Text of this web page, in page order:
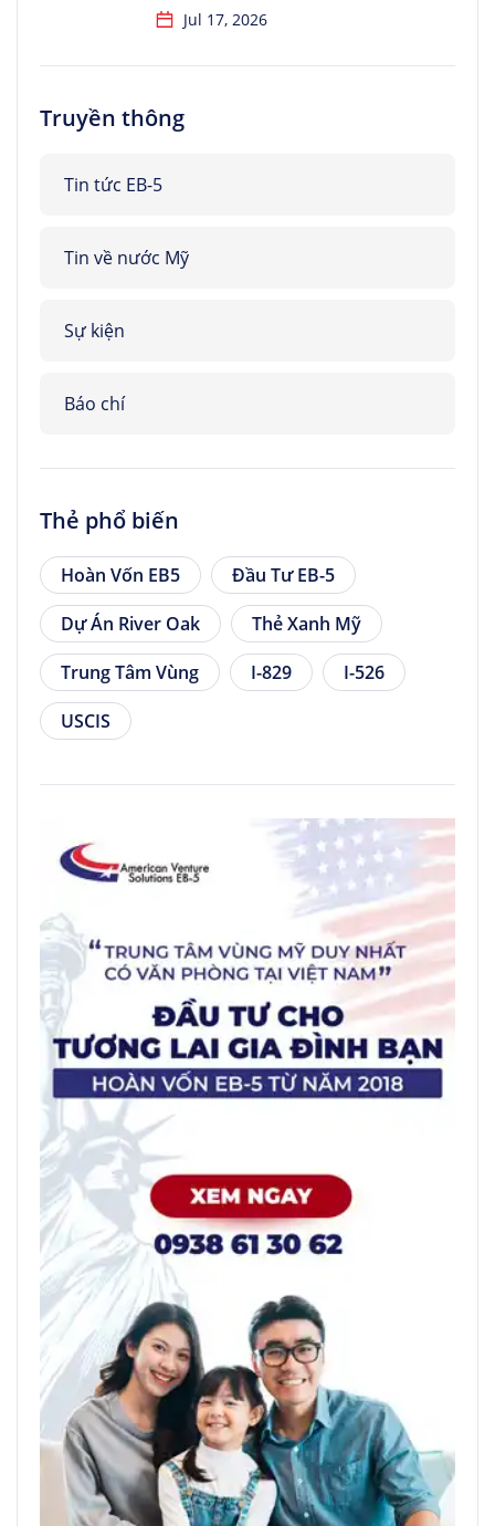
Jul 17, 2026
Truyền thông
Tin tức EB-5
Tin về nước Mỹ
Sự kiện
Báo chí
Thẻ phổ biến
Hoàn Vốn EB5
Đầu Tư EB-5
Dự Án River Oak
Thẻ Xanh Mỹ
Trung Tâm Vùng
I-829
I-526
USCIS